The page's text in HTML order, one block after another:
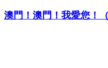
澳門！澳門！我愛您！（